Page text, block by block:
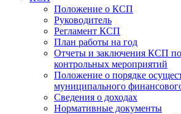
Положение о КСП
Руководитель
Регламент КСП
План работы на год
Отчеты и заключения КСП
контрольных мероприятий
Положение о порядке
муниципального
Сведения о доходах
Нормативные документы